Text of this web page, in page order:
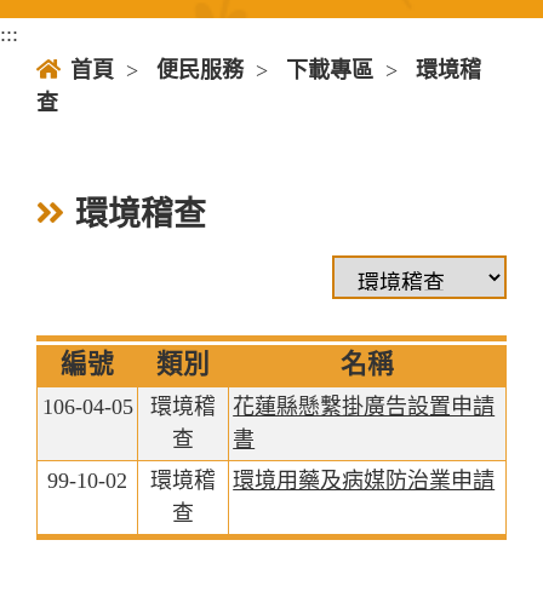
:::
首頁 > 便民服務 > 下載專區 >
環境稽
查
環境稽查
編號 類別 名稱
106-04-05
環境稽
查
花蓮縣懸繫掛廣告設置申請
書
99-10-02
環境稽
查
環境用藥及病媒防治業申請